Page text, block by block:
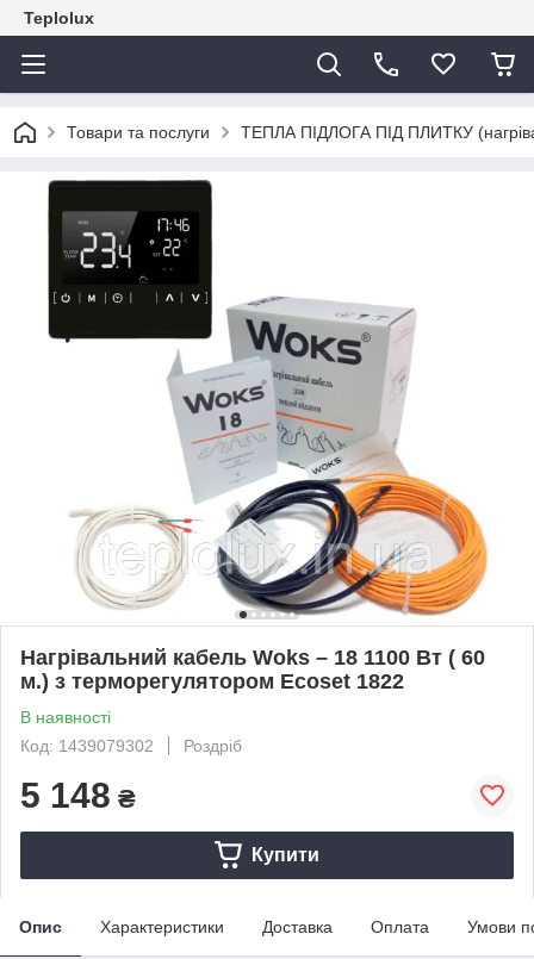
Teplolux
Товари та послуги ТЕПЛА ПІДЛОГА ПІД ПЛИТКУ
Нагрівальний кабель Woks – 18 1100 Вт ( 60
м.) з терморегулятором Ecoset 1822
В наявності
Код: 1439079302
Роздріб
5 148 ₴
Купити
Опис Характеристики Доставка Оплата Умови